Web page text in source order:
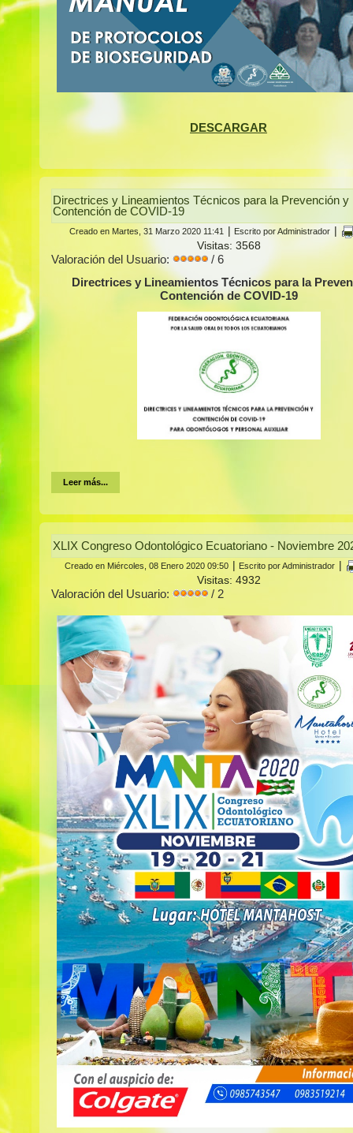
DESCARGAR
Directrices y Lineamientos Técnicos para la Prevención y
Contención de COVID-19
Creado en Martes, 31 Marzo 2020 11:41 Escrito por Administrador
Visitas: 3568
Valoración del Usuario:
/ 6
Directrices y Lineamientos Técnicos para la
Contención de COVID-19
Leer más...
XLIX Congreso Odontológico Ecuatoriano - Noviembre
Creado en Miércoles, 08 Enero 2020 09:50 Escrito por Administrador
Visitas: 4932
Valoración del Usuario: / 2